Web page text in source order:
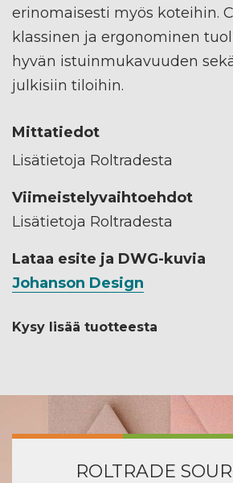
erinomaisesti myös koteihin.
klassinen ja ergonominen
hyvän istuinmukavuuden
julkisiin tiloihin.
Mittatiedot
Lisätietoja Roltradesta
Viimeistelyvaihtoehdot
Lisätietoja Roltradesta
Lataa esite ja DWG-kuvia
Johanson Design
Kysy lisää tuotteesta
ROLTRADE